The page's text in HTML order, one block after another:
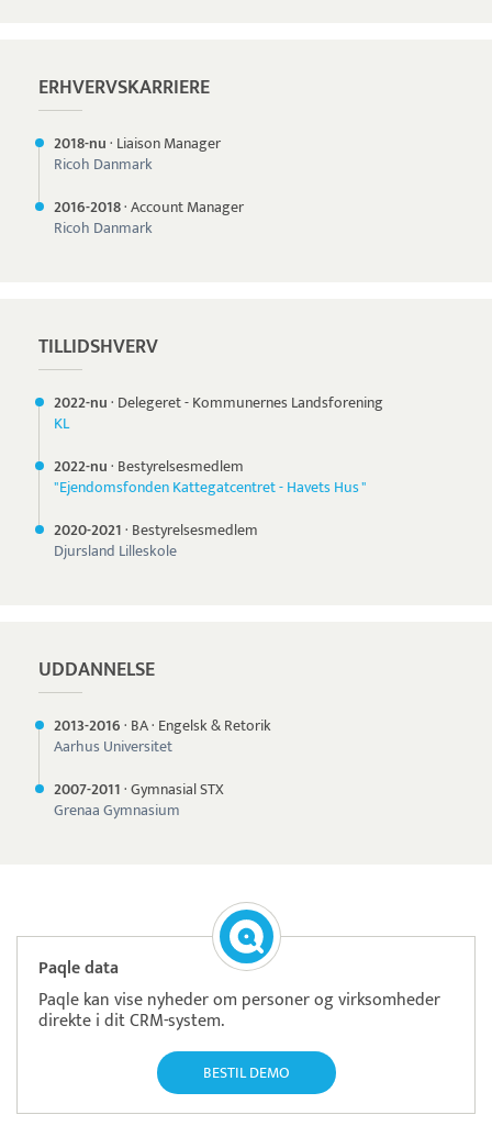
ERHVERVSKARRIERE
2018-nu· Liaison Manager
Ricoh Danmark
2016-2018·Account Manager
Ricoh Danmark
TILLIDSHVERV
2022-nu· Delegeret - Kommunernes Landsforening
KL
2022-nu· Bestyrelsesmedlem
"Ejendomsfonden Kattegatcentret - Havets Hus "
2020-2021· Bestyrelsesmedlem
Djursland Lilleskole
UDDANNELSE
2013-2016· BA· Engelsk & Retorik
Aarhus Universitet
2007-2011·Gymnasial STX
Grenaa Gymnasium
Paqle data
Paqle kan vise nyheder om personer og virksomheder
direkte i dit CRM-system.
BESTIL DEMO